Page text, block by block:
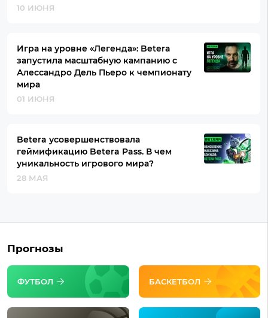
10 ИЮНЯ
Игра на уровне «Легенда»: Betera
запустила масштабную кампанию с
Алессандро Дель Пьеро к чемпионату
мира
01 ИЮНЯ
Betera усовершенствовала
геймификацию Betera Pass. В чем
уникальность игрового мира?
28 МАЯ
Прогнозы
ФУТБОЛ БАСКЕТБОЛ